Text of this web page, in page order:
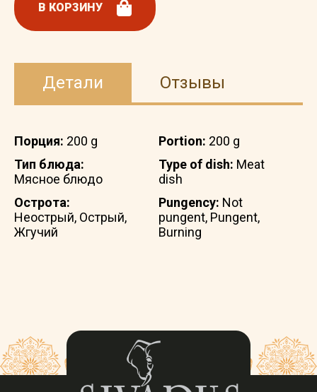
В КОРЗИНУ
Детали Отзывы
Порция: 200 g
Тип блюда:
Мясное блюдо
Острота:
Неострый, Острый,
Жгучий
Portion: 200 g
Type of dish: Meat
dish
Pungency: Not
pungent, Pungent,
Burning